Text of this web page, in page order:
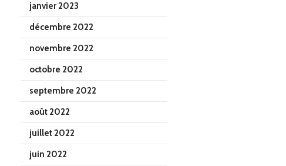
janvier 2023
décembre 2022
novembre 2022
octobre 2022
septembre 2022
août 2022
juillet 2022
juin 2022